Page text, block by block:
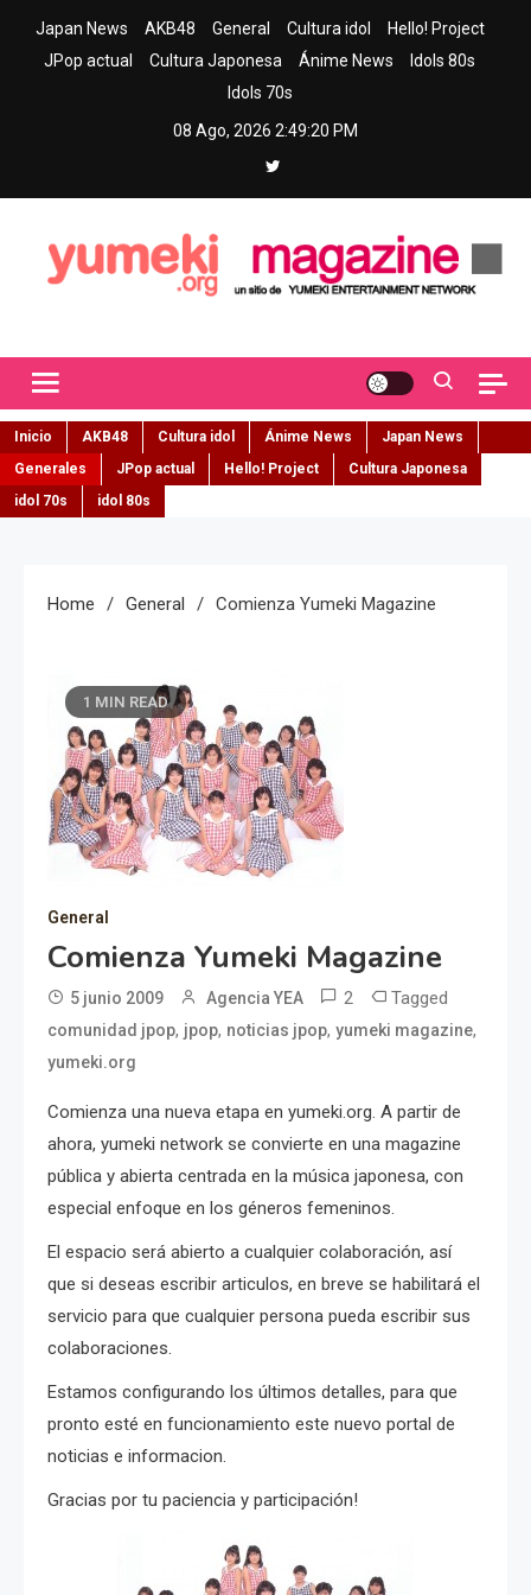
Japan News AKB48 General Cultura idol
Hello! Project
JPop actual
Cultura Japonesa Ánime News
Idols 80s
Idols 70s
08 Ago, 2026 2:49:21 PM
Inicio AKB48 Cultura idol Ánime News
Japan News
Generales
JPop actual Hello! Project
Cultura Japonesa
idol 70s
idol 80s
Home General Comienza Yumeki Magazine
1 MIN READ
General
Comienza Yumeki Magazine
5 junio 2009 Agencia YEA 2 Tagged
comunidad jpop, jpop, noticias jpop, yumeki magazine,
yumeki.org
Comienza una nueva etapa en yumeki.org. A partir de
ahora, yumeki network se convierte en una magazine
pública y abierta centrada en la música japonesa, con
especial enfoque en los géneros femeninos.
El espacio será abierto a cualquier colaboración, así
que si deseas escribir articulos, en breve se habilitará el
servicio para que cualquier persona pueda escribir sus
colaboraciones.
Estamos configurando los últimos detalles, para que
pronto esté en funcionamiento este nuevo portal de
noticias e informacion.
Gracias por tu paciencia y participación!